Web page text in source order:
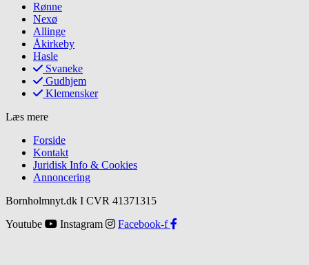
Rønne
Nexø
Allinge
Åkirkeby
Hasle
Svaneke
Gudhjem
Klemensker
Læs mere
Forside
Kontakt
Juridisk Info & Cookies​
Annoncering
Bornholmnyt.dk I CVR 41371315
Youtube
Instagram Facebook-f